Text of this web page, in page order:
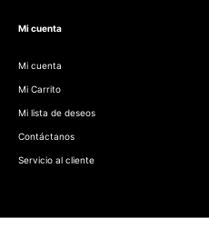
Mi cuenta
Mi cuenta
Mi Carrito
Mi lista de deseos
Contáctanos
Servicio al cliente